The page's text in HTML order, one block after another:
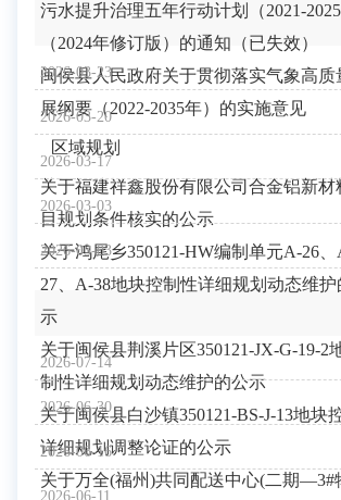
污水提升治理五年行动计划（2021-2025
（2024年修订版）的通知（已失效）
闽侯县人民政府关于贯彻落实气象高质
展纲要（2022-2035年）的实施意见
区域规划
2026-03-23
关于福建祥鑫股份有限公司合金铝新材
目规划条件核实的公示
2026-03-20
关于鸿尾乡350121-HW编制单元A-26
27、A-38地块控制性详细规划动态维护
示
2026-03-17
关于闽侯县荆溪片区350121-JX-G-19-2
制性详细规划动态维护的公示
2026-03-03
关于闽侯县白沙镇350121-BS-J-13地块
详细规划调整论证的公示
2026-03-03
关于万全(福州)共同配送中心(二期—3#
2026-07-14
2026-06-30
2026-06-16
2026-06-11